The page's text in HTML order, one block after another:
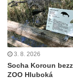
Obrázek
východně od
Busta Jana
čp. 37 v
3. 8. 2026
Socha Koroun
ZOO Hluboká